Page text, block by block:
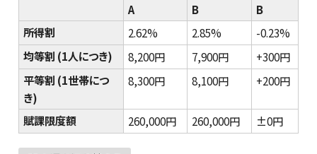
A
B
B
所得割
2.62% 2.85%
-0.23%
均等割 (1人につき)
8,200円 7,900円
+300円
平等割 (1世帯につ
き)
8,300円 8,100円 +200円
賦課限度額 260,000円 260,000円 ±0円